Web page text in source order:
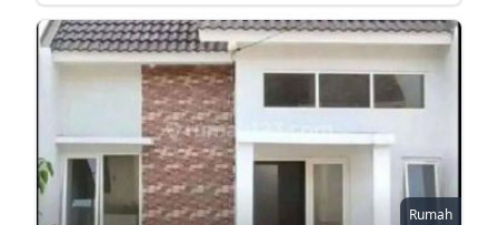
Rumah